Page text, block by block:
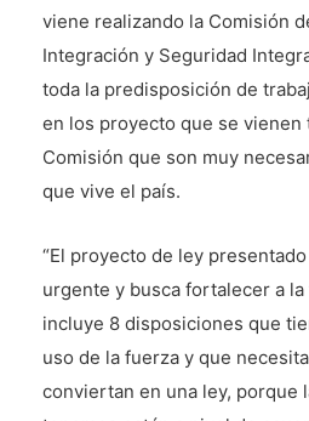
viene realizando la Comisión
Integración y Seguridad
toda la predisposición de
en los proyecto que se vienen
Comisión que son muy
que vive el país.
“El proyecto de ley
urgente y busca fortalecer a
incluye 8 disposiciones que
uso de la fuerza y que
conviertan en una ley, porque